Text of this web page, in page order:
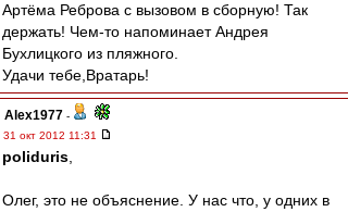
Артёма Реброва с вызовом в сборную! Так
держать! Чем-то напоминает Андрея
Бухлицкого из пляжного.
Удачи тебе,Вратарь!
Alex1977 -
31 окт 2012 11:31
poliduris
Олег, это не объяснение. У нас что, у одних в